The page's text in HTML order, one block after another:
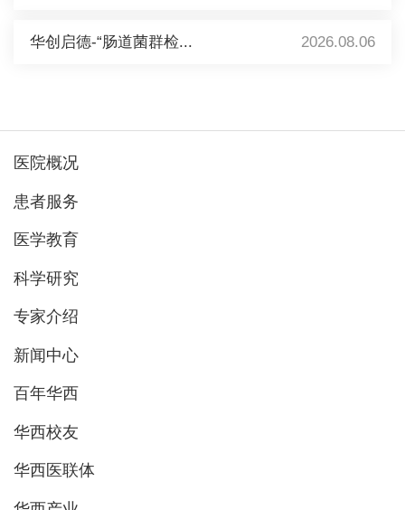
华创启德-“肠道菌群检... 2026.08.06
医院概况
患者服务
医学教育
科学研究
专家介绍
新闻中心
百年华西
华西校友
华西医联体